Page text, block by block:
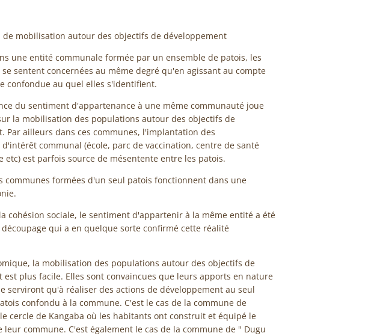
de mobilisation autour des objectifs de développement
une entité communale formée par un ensemble de patois, les
sentent concernées au même degré qu'en agissant au compte
confondue au quel elles s'identifient.
du sentiment d'appartenance à une même communauté joue
la mobilisation des populations autour des objectifs de
Par ailleurs dans ces communes, l'implantation des
communal (école, parc de vaccination, centre de santé
etc) est parfois source de mésentente entre les patois.
communes formées d'un seul patois fonctionnent dans une
cohésion sociale, le sentiment d'appartenir à la même entité a été
qui a en quelque sorte confirmé cette réalité
la mobilisation des populations autour des objectifs de
est plus facile. Elles sont convaincues que leurs apports en nature
serviront qu'à réaliser des actions de développement au seul
confondu à la commune. C'est le cas de la commune de
cercle de Kangaba où les habitants ont construit et équipé le
leur commune. C'est également le cas de la commune de " Dugu